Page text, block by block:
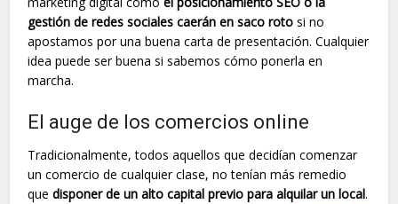
gestión de redes sociales caerán en saco roto si no
apostamos por una buena carta de presentación. Cualquier
idea puede ser buena si sabemos cómo ponerla en
marcha.
El auge de los comercios online
Tradicionalmente, todos aquellos que decidían comenzar
un comercio de cualquier clase, no tenían más remedio
quedisponer de un alto capital previo para alquilar un local.